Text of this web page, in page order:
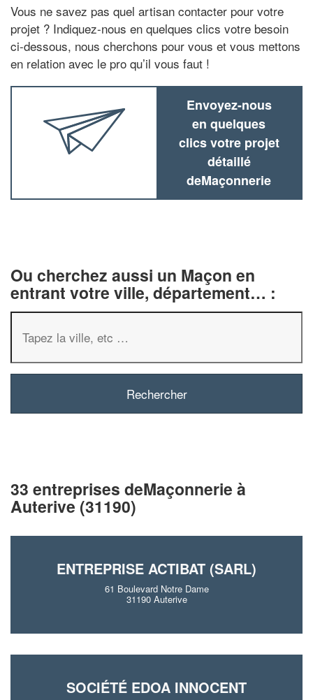
Vous ne savez pas quel artisan contacter pour votre
projet ? Indiquez-nous en quelques clics votre besoin
ci-dessous, nous cherchons pour vous et vous mettons
en relation avec le pro qu’il vous faut !
Envoyez-nous
en quelques
clics votre projet
détaillé
deMaçonnerie
Ou cherchez aussi un Maçon en
entrant votre ville, département… :
33 entreprises deMaçonnerie à
Auterive (31190)
ENTREPRISE ACTIBAT (SARL)
61 Boulevard Notre Dame
31190 Auterive
SOCIÉTÉ EDOA INNOCENT